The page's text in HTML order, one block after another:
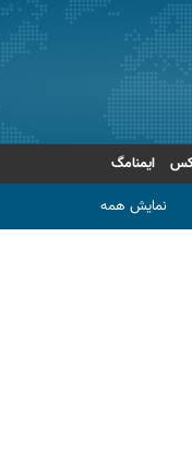
ایمنامگ
نمایش همه